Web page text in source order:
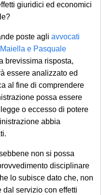
giuridici ed economici
poste agli avvocati
e Pasquale
brevissima risposta,
essere analizzato ed
al fine di comprendere
possa essere
o eccesso di potere
abbia
non si possa
disciplinare
lo subisce dato che, non
servizio con effetti